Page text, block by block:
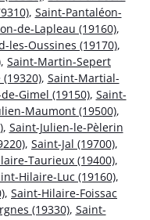
, Saint-Pantaléon-
de-Lapleau (19160),
les-Oussines (19170),
, Saint-Martin-Sepert
, Saint-Martial-
Gimel (19150), Saint-
Maumont (19500),
, Saint-Julien-le-Pèlerin
, Saint-Jal (19700),
Taurieux (19400),
Hilaire-Luc (19160),
, Saint-Hilaire-Foissac
(19330), Saint-